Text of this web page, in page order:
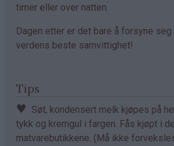
timer eller over natten.
Dagen etter er det bare å forsyne
verdens beste samvittighet!
Tips
♥ Søt, kondensert melk kjøpes på
tykk og kremgul i fargen. Fås kjøpt i
matvarebutikkene. (Må ikke